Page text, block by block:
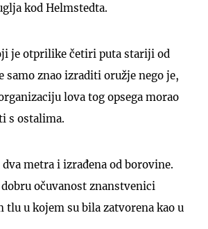
kod Helmstedta.
je otprilike četiri puta stariji od
samo znao izraditi oružje nego je,
lova tog opsega morao
s ostalima.
dva metra i izrađena od borovine.
očuvanost znanstvenici
u kojem su bila zatvorena kao u